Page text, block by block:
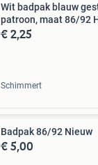
Wit badpak blauw
patroon, maat 86/92
€ 2,25
Schimmert
Badpak 86/92 Nieuw
€ 5,00